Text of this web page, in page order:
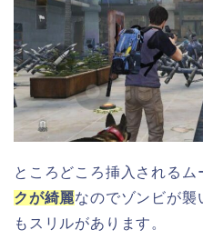
ところどころ挿入されるム
クが綺麗なのでゾンビが襲
もスリルがあります。